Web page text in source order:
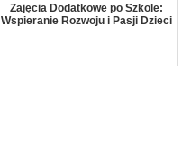
Zajęcia Dodatkowe po Szkole:
Wspieranie Rozwoju i Pasji Dzieci